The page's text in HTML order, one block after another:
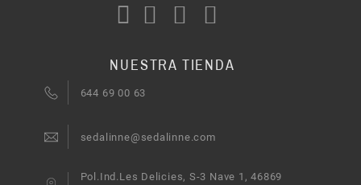
NUESTRA TIENDA
644 69 00 63
sedalinne@sedalinne.com
Pol.Ind.Les Delicies, S-3 Nave 1, 46869